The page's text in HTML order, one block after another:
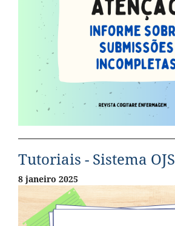
Tutoriais - Sistema OJS
8 janeiro 2025